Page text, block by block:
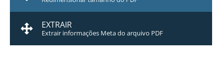
EXTRAIR
Extrair informações Meta do arquivo PDF